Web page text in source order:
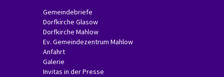
Gemeindebriefe
Dorfkirche Glasow
Dorfkirche Mahlow
Ev. Gemeindezentrum Mahlow
Anfahrt
Galerie
Invitas in der Presse